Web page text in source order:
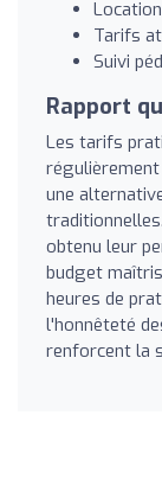
Tarifs
Suivi
Rapport
Les tarifs
une
obtenu leur
budget
heures de
l'honnêteté
renforcent la